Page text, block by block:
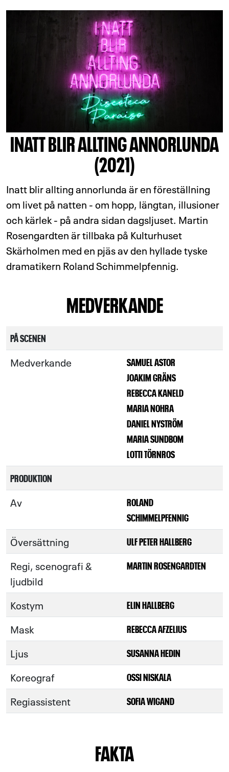
INATT BLIR ALLTING ANNORLUNDA
(2021)
Inatt blir allting annorlunda är en föreställning
om livet på natten - om hopp, längtan, illusioner
och kärlek - på andra sidan dagsljuset. Martin
Rosengardten är tillbaka på Kulturhuset
Skärholmen med en pjäs av den hyllade tyske
dramatikern Roland Schimmelpfennig.
MEDVERKANDE
PÅ SCENEN
Medverkande
SAMUEL ASTOR
JOAKIM GRÄNS
REBECCA KANELD
MARIA NOHRA
DANIEL NYSTRÖM
MARIA SUNDBOM
LOTTI TÖRNROS
PRODUKTION
Av
ROLAND
SCHIMMELPFENNIG
Översättning ULF PETER HALLBERG
Regi, scenografi &
ljudbild
MARTIN ROSENGARDTEN
Kostym ELIN HALLBERG
Mask REBECCA AFZELIUS
Ljus SUSANNA HEDIN
Koreograf OSSI NISKALA
Regiassistent SOFIA WIGAND
FAKTA